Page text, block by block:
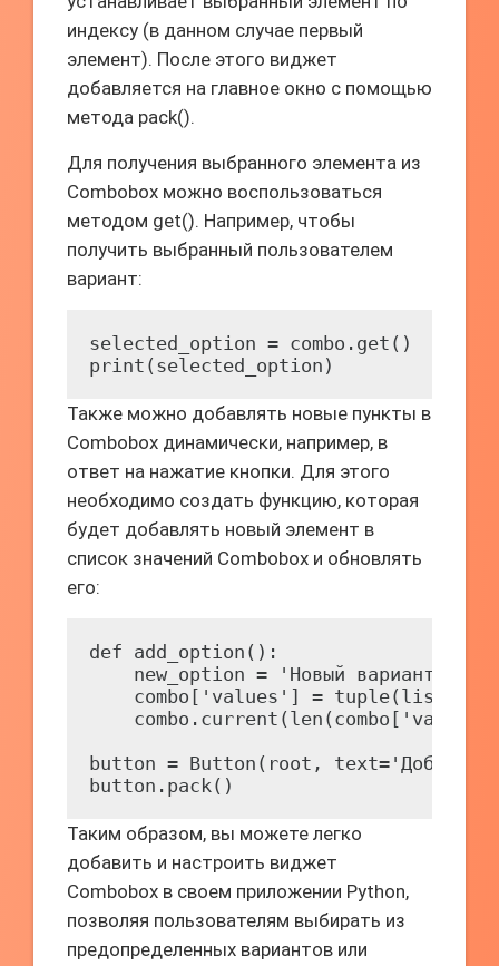
индексу (в данном случае первый
элемент). После этого виджет
добавляется на главное окно с помощью
метода pack().
Для получения выбранного элемента из
Combobox можно воспользоваться
методом get(). Например, чтобы
получить выбранный пользователем
вариант:
selected_option = combo.get()
print(selected_option)
Также можно добавлять новые пункты в
Combobox динамически, например, в
ответ на нажатие кнопки. Для этого
необходимо создать функцию, которая
будет добавлять новый элемент в
список значений Combobox и обновлять
его:
def add_option():
    new_option = 'Новый вариант'
combo['values'] =
button = Button(root, text='Добавить',
button.pack()
Таким образом, вы можете легко
добавить и настроить виджет
Combobox в своем приложении Python,
позволяя пользователям выбирать из
предопределенных вариантов или